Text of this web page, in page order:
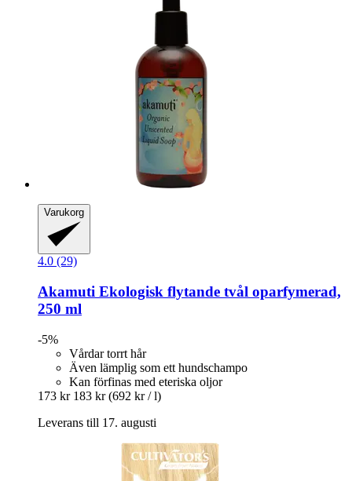
Varukorg
4.0 (29)
Akamuti Ekologisk flytande tvål oparfymerad,
250 ml
-5%
Vårdar torrt hår
Även lämplig som ett hundschampo
Kan förfinas med eteriska oljor
173 kr 183 kr (692 kr / l)
Leverans till 17. augusti